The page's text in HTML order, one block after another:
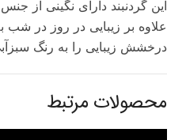
این گردنبند دارای نگینی از
علاوه بر زیبایی در روز در
درخشش زیبایی را به رنگ
محصولات مرتبط